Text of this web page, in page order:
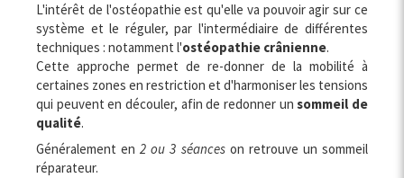
L'intérêt de l'ostéopathie est qu'elle va pouvoir agir sur ce
système et le réguler, par l'intermédiaire de différentes
techniques : notamment l'ostéopathie crânienne.
Cette approche permet de re-donner de la mobilité à
certaines zones en restriction et d'harmoniser les tensions
qui peuvent en découler, afin de redonner unsommeil de
qualité.
Généralement en2 ou 3 séanceson retrouve un sommeil
réparateur.